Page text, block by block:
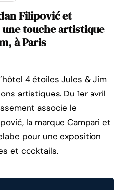
Filipović et
touche artistique
à Paris
4 étoiles Jules & Jim
artistiques. Du 1er avril
associe le
la marque Campari et
pour une exposition
et cocktails.